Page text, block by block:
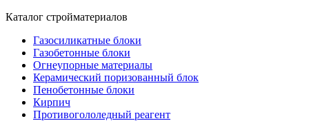
Каталог стройматериалов
Газосиликатные блоки
Газобетонные блоки
Огнеупорные материалы
Керамический поризованный блок
Пенобетонные блоки
Кирпич
Противогололедный реагент